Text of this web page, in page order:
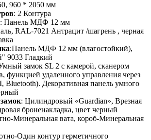
960 * 2050 мм
: 2 Контура
: Панель МДФ 12 мм
RAL-7021 Антрацит /шагрень , черная
:Панель МДФ 12 мм (влагостойкий),
9033 Гладкий
замок SL 2 с камерой, сканером
функцией удаленного управления через
Bluetooth). Декоративная панель умного
: Цилиндровый «Guardian», Врезная
броненакладка, цвет черный
Минеральная вата, короб-Минеральная
Один контур герметичного